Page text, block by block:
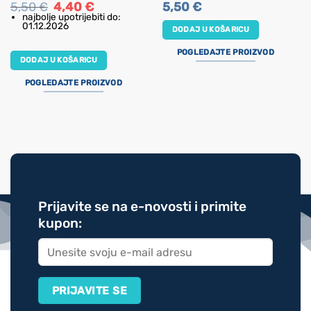
5,50€ Izvorna
cijena
bila
je:
4,40€Trenutna
cijena
je:
najbolje upotrijebiti do:
01.12.2026
DODAJ U KOŠARICU
POGLEDAJTE PROIZVOD
5,50€
DODAJ U KOŠARICU
POGLEDAJTE PROIZVOD
Prijavite se na e-novosti i primite
kupon: